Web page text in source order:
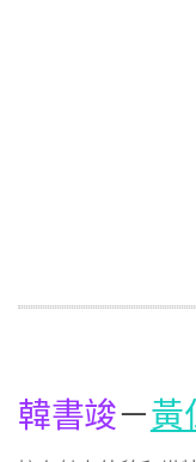
韓書竣－黃